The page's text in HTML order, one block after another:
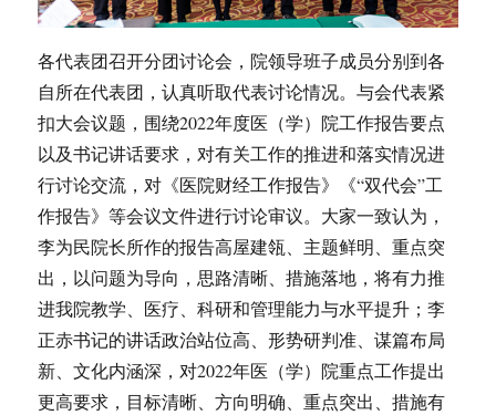
各代表团召开分团讨论会，院领导班子成员分别到各
自所在代表团，认真听取代表讨论情况。与会代表紧
扣大会议题，围绕2022年度医（学）院工作报告要点
以及书记讲话要求，对有关工作的推进和落实情况进
行讨论交流，对《医院财经工作报告》《“双代会”工
作报告》等会议文件进行讨论审议。大家一致认为，
李为民院长所作的报告高屋建瓴、主题鲜明、重点突
出，以问题为导向，思路清晰、措施落地，将有力推
进我院教学、医疗、科研和管理能力与水平提升；李
正赤书记的讲话政治站位高、形势研判准、谋篇布局
新、文化内涵深，对2022年医（学）院重点工作提出
更高要求，目标清晰、方向明确、重点突出、措施有